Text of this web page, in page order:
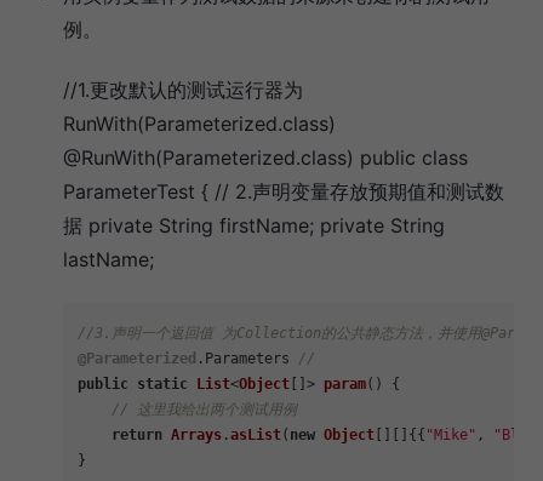
例。
//1.更改默认的测试运行器为
RunWith(Parameterized.class)
@RunWith(Parameterized.class) public class
ParameterTest { // 2.声明变量存放预期值和测试数
据 private String firstName; private String
lastName;
//3.声明一个返回值 为Collection的公共静态方法，并使用
@Parameterized . Parameters
//
public
static List<Object []> param( ) {
// 这里我给出两个测试用例
return Arrays .asList( new Object [][]{{ "Mike" ,
}